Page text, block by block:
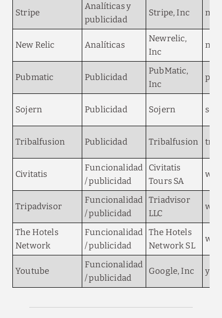
Stripe
Analíticas y
publicidad
Stripe, Inc
New Relic Analíticas
Newrelic,
Inc
nr-
Pubmatic Publicidad
PubMatic,
Inc
Sojern Publicidad Sojern
Tribalfusion Publicidad Tribalfusion
Civitatis
Funcionalidad
/ publicidad
Civitatis
Tours SA
Tripadvisor
Funcionalidad
/ publicidad
Triadvisor
LLC
The Hotels
Network
Funcionalidad
/ publicidad
The Hotels
Network SL
Youtube
Funcionalidad
/ publicidad
Google, Inc